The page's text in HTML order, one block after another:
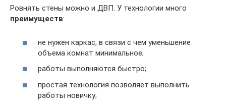
Ровнять стены можно и ДВП. У технологии много
преимуществ:
не нужен каркас, в связи с чем уменьшение
объема комнат минимальное;
работы выполняются быстро;
простая технология позволяет выполнить
работы новичку;